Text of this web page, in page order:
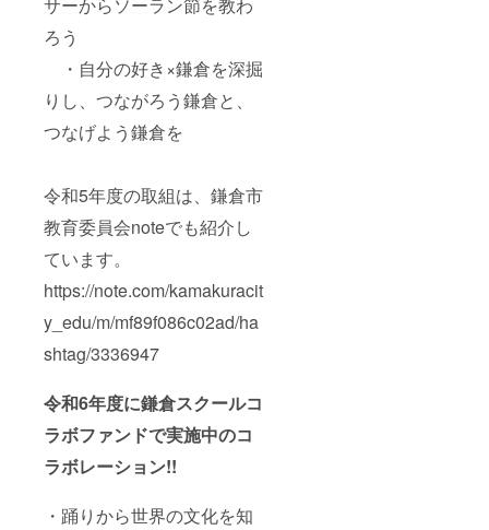
サーからソーラン節を教わ
ろう
・自分の好き×鎌倉を深掘
りし、つながろう鎌倉と、
つなげよう鎌倉を
令和5年度の取組は、鎌倉市
教育委員会noteでも紹介し
ています。
https://note.com/kamakuracit
y_edu/m/mf89f086c02ad/ha
shtag/3336947
令和6年度に鎌倉スクールコ
ラボファンドで実施中のコ
ラボレーション!!
・踊りから世界の文化を知